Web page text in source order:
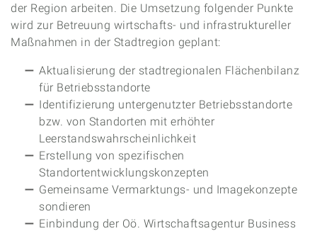
der Region arbeiten. Die Umsetzung folgender Punkte
wird zur Betreuung wirtschafts- und infrastruktureller
Maßnahmen in der Stadtregion geplant:
Aktualisierung der stadtregionalen Flächenbilanz
für Betriebsstandorte
Identifizierung untergenutzter Betriebsstandorte
bzw. von Standorten mit erhöhter
Leerstandswahrscheinlichkeit
Erstellung von spezifischen
Standortentwicklungskonzepten
Gemeinsame Vermarktungs- und Imagekonzepte
sondieren
Einbindung der Oö. Wirtschaftsagentur Business